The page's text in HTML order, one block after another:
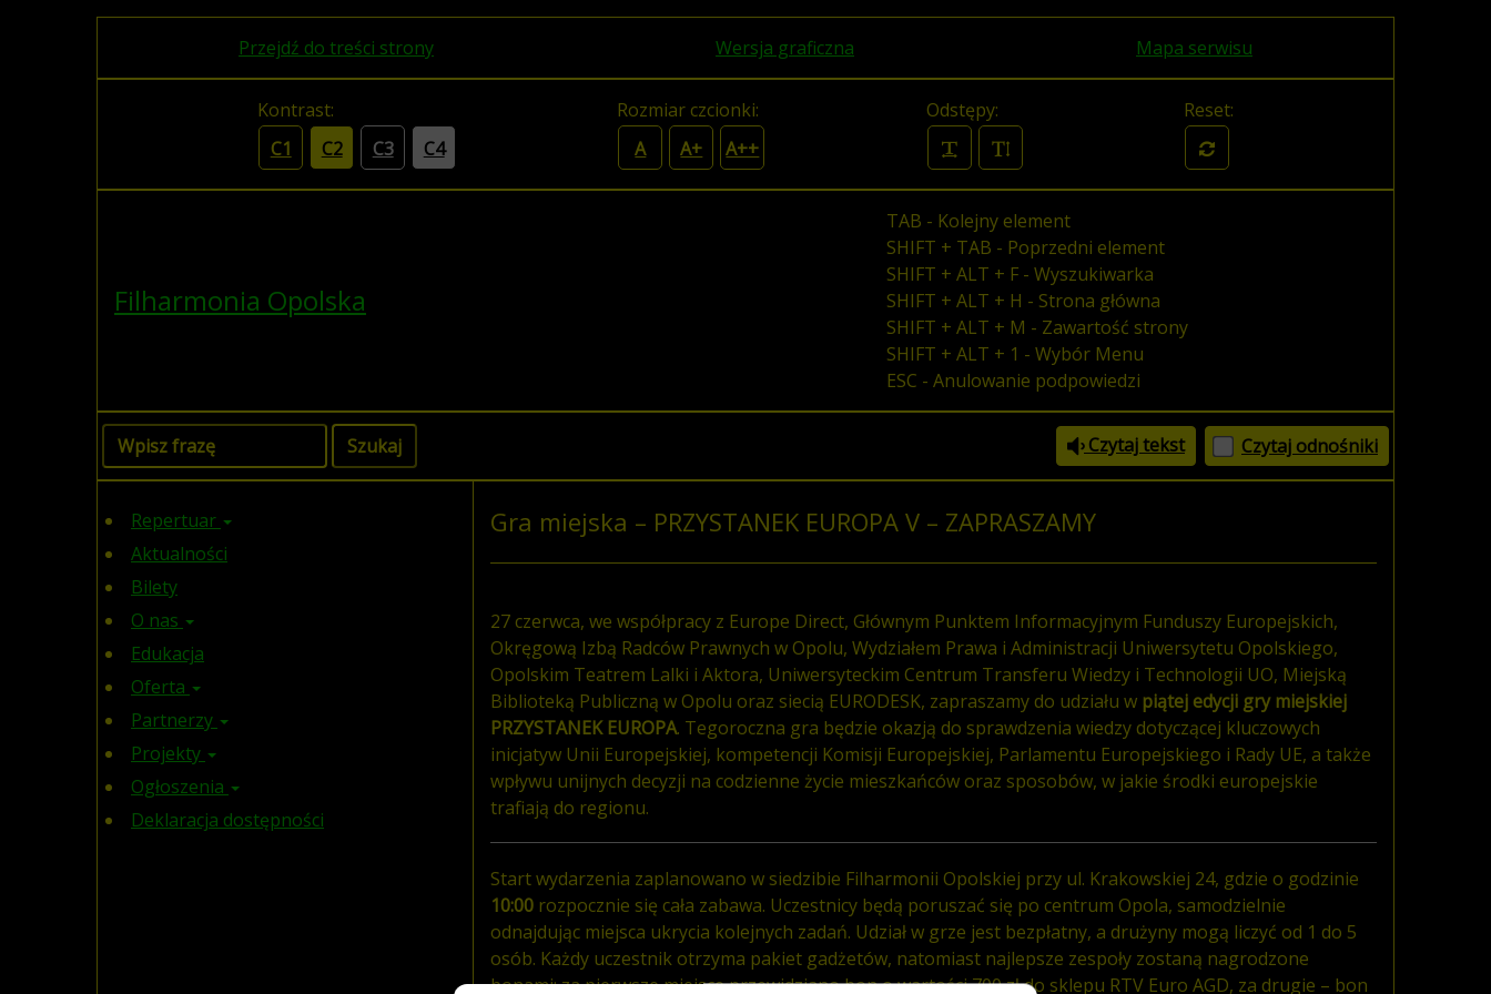
Przejdź do treści strony Wersja graficzna Mapa serwisu
Kontrast:
C1
C2 C3 C4
Rozmiar czcionki:
A
A+ A++
Odstępy: Reset:
Filharmonia Opolska
TAB - Kolejny element
SHIFT + TAB - Poprzedni element
SHIFT + ALT + F - Wyszukiwarka
SHIFT + ALT + H - Strona główna
SHIFT + ALT + M - Zawartość strony
SHIFT + ALT + 1 - Wybór Menu
ESC - Anulowanie podpowiedzi
Czytaj tekst Czytaj odnośniki
Repertuar
Aktualności
Bilety
O nas
Edukacja
Oferta
Partnerzy
Projekty
Ogłoszenia
Deklaracja dostępności
Gra miejska – PRZYSTANEK EUROPA V – ZAPRASZAMY
27 czerwca, we współpracy z Europe Direct, Głównym Punktem Informacyjnym Funduszy Europejskich,
Okręgową Izbą Radców Prawnych w Opolu, Wydziałem Prawa i Administracji Uniwersytetu Opolskiego,
Opolskim Teatrem Lalki i Aktora, Uniwersyteckim Centrum Transferu Wiedzy i Technologii UO, Miejską
Biblioteką Publiczną w Opolu oraz siecią EURODESK, zapraszamy do udziału w piątej edycji gry miejskiej
PRZYSTANEK EUROPA. Tegoroczna gra będzie okazją do sprawdzenia wiedzy dotyczącej kluczowych
inicjatyw Unii Europejskiej, kompetencji Komisji Europejskiej, Parlamentu Europejskiego i Rady UE, a także
wpływu unijnych decyzji na codzienne życie mieszkańców oraz sposobów, w jakie środki europejskie
trafiają do regionu.
Start wydarzenia zaplanowano w siedzibie Filharmonii Opolskiej przy ul. Krakowskiej 24, gdzie o godzinie
10:00rozpocznie się cała zabawa. Uczestnicy będą poruszać się po centrum Opola, samodzielnie
odnajdując miejsca ukrycia kolejnych zadań. Udział w grze jest bezpłatny, a drużyny mogą liczyć od 1 do 5
osób. Każdy uczestnik otrzyma pakiet gadżetów, natomiast najlepsze zespoły zostaną nagrodzone
bonami: za pierwsze miejsce przewidziano bon o wartości 700 zł do sklepu RTV Euro AGD, za drugie – bon